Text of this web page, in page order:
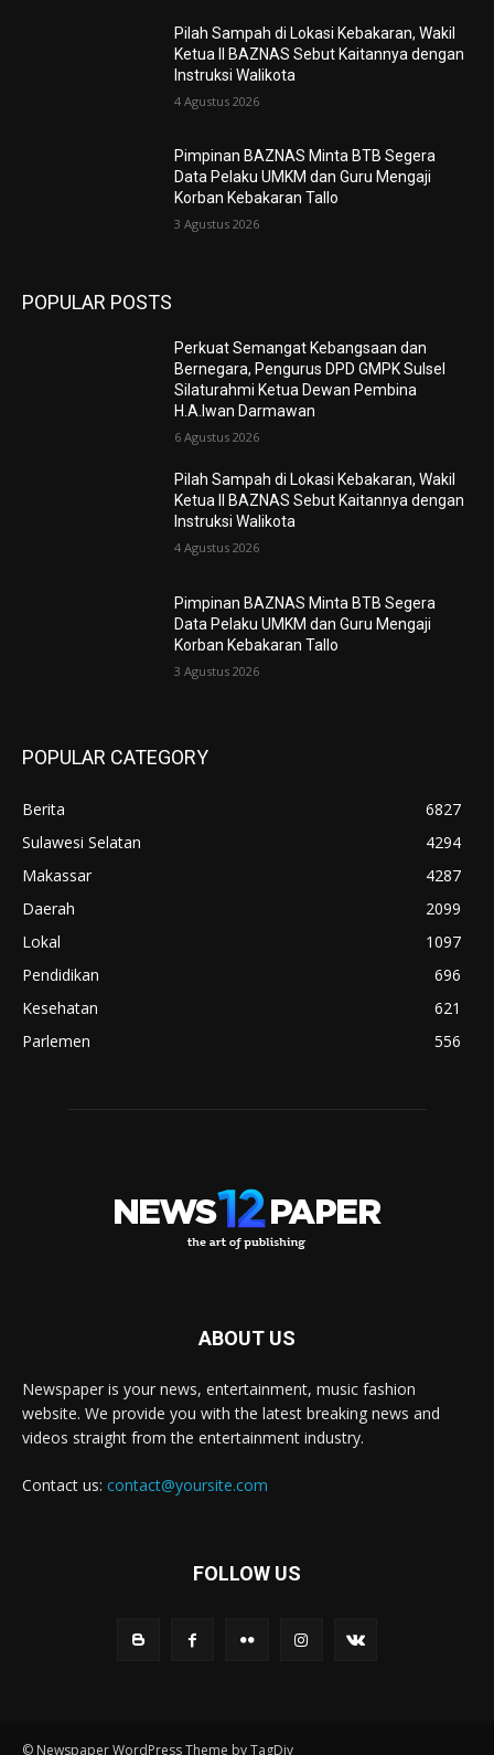
Pilah Sampah di Lokasi Kebakaran, Wakil
Ketua II BAZNAS Sebut Kaitannya dengan
Instruksi Walikota
4 Agustus 2026
Pimpinan BAZNAS Minta BTB Segera
Data Pelaku UMKM dan Guru Mengaji
Korban Kebakaran Tallo
3 Agustus 2026
POPULAR POSTS
Perkuat Semangat Kebangsaan dan
Bernegara, Pengurus DPD GMPK Sulsel
Silaturahmi Ketua Dewan Pembina
H.A.Iwan Darmawan
6 Agustus 2026
Pilah Sampah di Lokasi Kebakaran, Wakil
Ketua II BAZNAS Sebut Kaitannya dengan
Instruksi Walikota
4 Agustus 2026
Pimpinan BAZNAS Minta BTB Segera
Data Pelaku UMKM dan Guru Mengaji
Korban Kebakaran Tallo
3 Agustus 2026
POPULAR CATEGORY
Berita
6827
Sulawesi Selatan
4294
Makassar
4287
Daerah
2099
Lokal
1097
Pendidikan
696
Kesehatan
621
Parlemen
556
ABOUT US
Newspaper is your news, entertainment, music fashion
website. We provide you with the latest breaking news and
videos straight from the entertainment industry.
Contact us: contact@yoursite.com
FOLLOW US
© Newspaper WordPress Theme by TagDiv